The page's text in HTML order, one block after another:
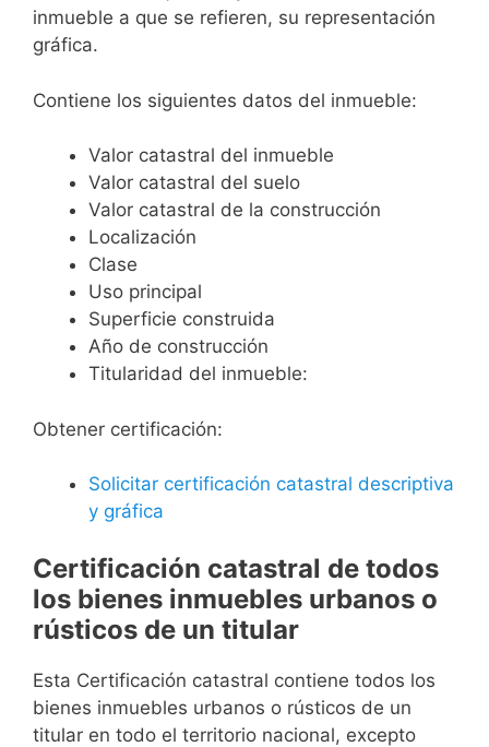
inmueble a que se refieren, su representación
gráfica.
Contiene los siguientes datos del inmueble:
Valor catastral del inmueble
Valor catastral del suelo
Valor catastral de la construcción
Localización
Clase
Uso principal
Superficie construida
Año de construcción
Titularidad del inmueble:
Obtener certificación:
Solicitar certificación catastral descriptiva
y gráfica
Certificación catastral de todos
los bienes inmuebles urbanos o
rústicos de un titular
Esta Certificación catastral contiene todos los
bienes inmuebles urbanos o rústicos de un
titular en todo el territorio nacional, excepto